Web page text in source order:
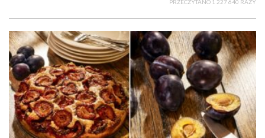
PRZECZYTANO 1 227 640 RAZY